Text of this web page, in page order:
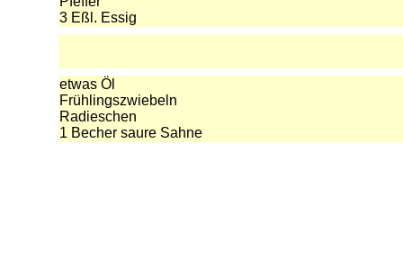
3 Eßl. Essig
etwas Öl
Frühlingszwiebeln
Radieschen
1 Becher saure Sahne